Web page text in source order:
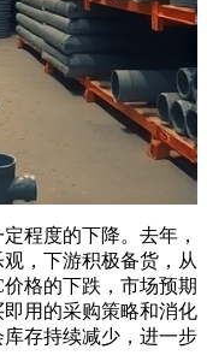
程度的下降。去年，
，下游积极备货，从
格的下跌，市场预期
用的采购策略和消化
存持续减少，进一步